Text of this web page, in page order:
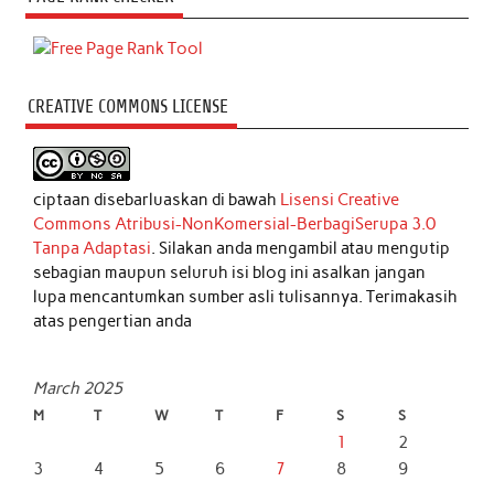
CREATIVE COMMONS LICENSE
ciptaan disebarluaskan di bawah Lisensi Creative
Commons Atribusi-NonKomersial-BerbagiSerupa 3.0
Tanpa Adaptasi . Silakan anda mengambil atau mengutip
sebagian maupun seluruh isi blog ini asalkan jangan
lupa mencantumkan sumber asli tulisannya. Terimakasih
atas pengertian anda
March 2025
M T W T F S S
1
2
3
4 5 6 7 8
9